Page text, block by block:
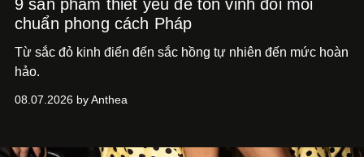
9 sản phẩm thiết yếu để tôn vinh đôi môi
chuẩn phong cách Pháp
Từ sắc đỏ kinh điển đến sắc hồng tự nhiên đến mức hoàn
hảo.
08.07.2026 by Anthea